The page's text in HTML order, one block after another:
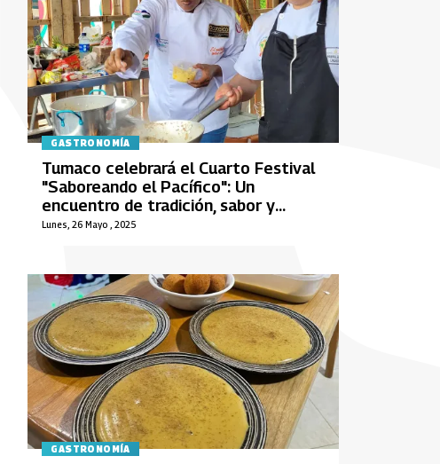
GASTRONOMÍA
Lunes, 26 Mayo , 2025
Tumaco celebrará el Cuarto Festival
"Saboreando el Pacífico": Un
encuentro de tradición, sabor y
esperanza del 29 de mayo al 3 de
GASTRONOMÍA